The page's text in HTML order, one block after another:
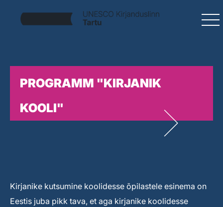
PROGRAMM "KIRJANIK
KOOLI"
Kirjanike kutsumine koolidesse õpilastele esinema on
Eestis juba pikk tava, et aga kirjanike koolidesse